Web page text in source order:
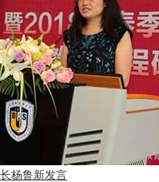
杨鲁新发言